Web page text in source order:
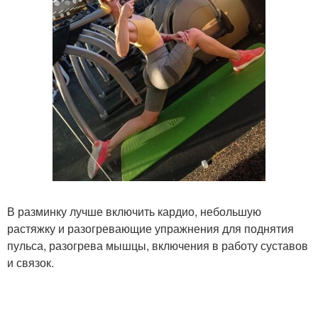
В разминку лучше включить кардио, небольшую
растяжку и разогревающие упражнения для поднятия
пульса, разогрева мышцы, включения в работу суставов
и связок.